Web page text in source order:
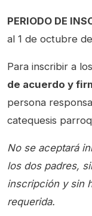
PERIODO DE
al 1 de octubre
Para inscribir a
de acuerdo y
persona
catequesis
No se aceptará
los dos padres,
inscripción y sin
requerida.